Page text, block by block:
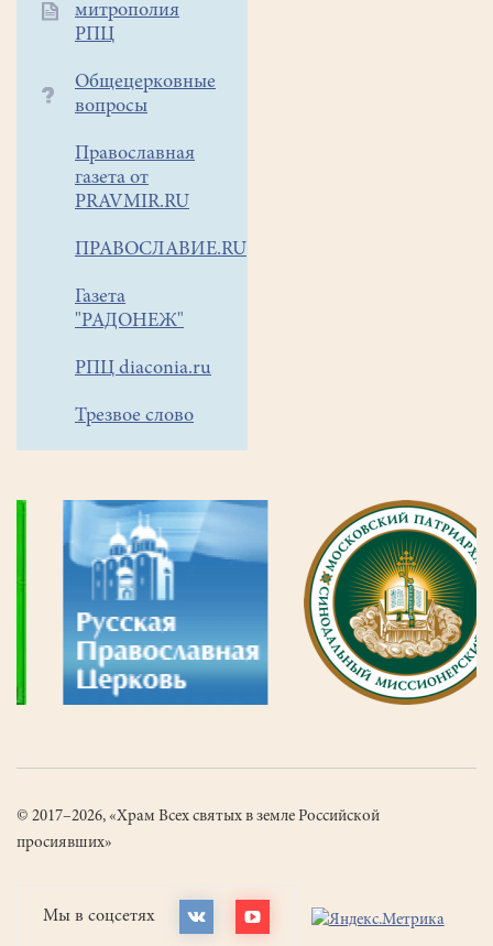
митрополия
РПЦ
Общецерковные
вопросы
Православная
газета от
PRAVMIR.RU
ПРАВОСЛАВИЕ.RU
Газета
"РАДОНЕЖ"
РПЦ diaconia.ru
Трезвое слово
© 2017–2026, «Храм Всех святых в земле Российской
просиявших»
Мы в соцсетях